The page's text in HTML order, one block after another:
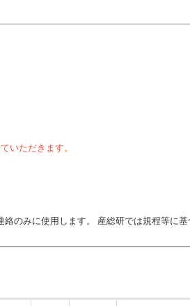
いただきます 。
のみに使用します。 産総研では規程等に基